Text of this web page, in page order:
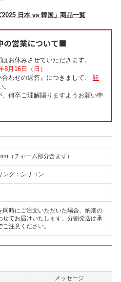
2025 日本 vs 韓国」商品一覧
の営業について■
お休みさせていただきます。
8月16日（日）
合わせの返答』につきまして、 詳
何卒ご理解賜りますようお願い申
（チャーム部分含まず）
ング：シリコン
同時にご注文いただいた場合、納期の
せてお届けいたします。分割発送は承
注意ください。
メッセージ